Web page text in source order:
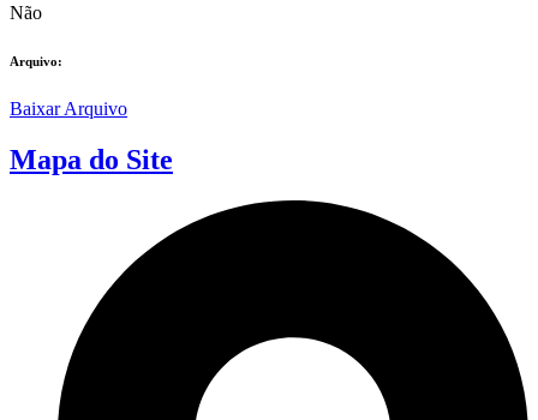
Não
Arquivo:
Baixar Arquivo
Mapa do Site